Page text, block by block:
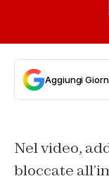
Aggiungi
Nel video,
bloccate